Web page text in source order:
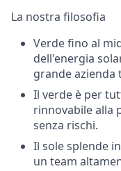
La nostra filosofia
Verde fino al
dell'energia
grande azienda
Il verde è per
rinnovabile alla
senza rischi.
Il sole splende
un team